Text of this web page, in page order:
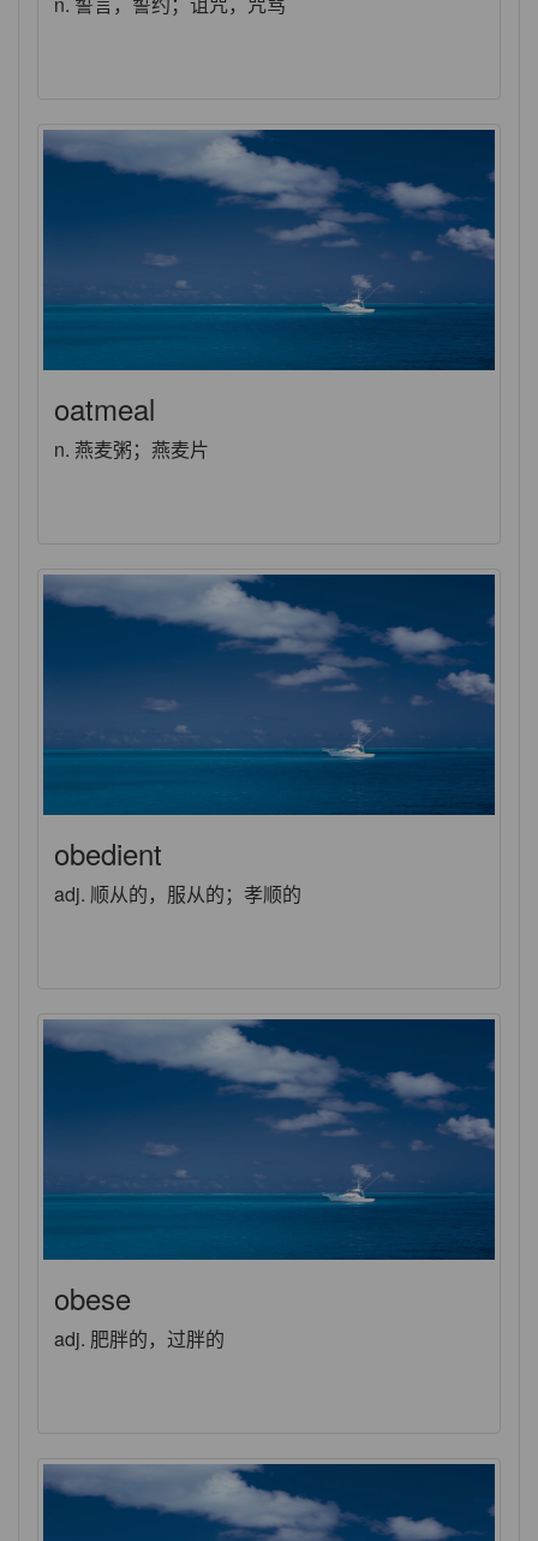
oatmeal
n. 燕麦粥；燕麦片
obedient
adj. 顺从的，服从的；孝顺的
obese
adj. 肥胖的，过胖的